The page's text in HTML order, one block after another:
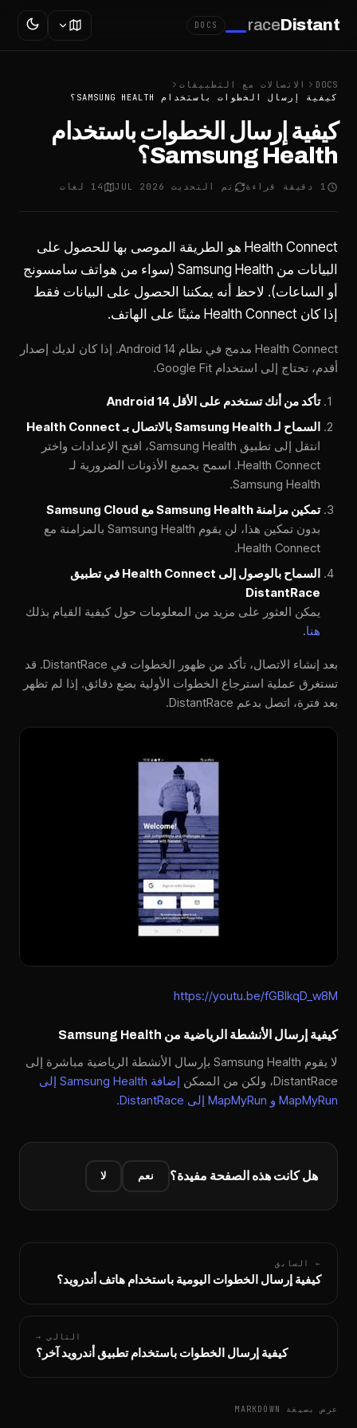
Distant
race
DOCS
DOCS
الاتصالات مع التطبيقات
كيفية إرسال الخطوات باستخدام SAMSUNG HEALTH؟
كيفية إرسال الخطوات باستخدام
Samsung Health؟
1 دقيقة قراءة تم التحديث JUL 2026 14 لغات
Health Connect هو الطريقة الموصى بها للحصول على
البيانات من Samsung Health (سواء من هواتف سامسونج
أو الساعات). لاحظ أنه يمكننا الحصول على البيانات فقط
إذا كان Health Connect مثبتًا على الهاتف.
Health Connect مدمج في نظام Android 14. إذا كان لديك إصدار
أقدم، تحتاج إلى استخدام Google Fit.
تأكد من أنك تستخدم على الأقل Android 14
السماح لـ Samsung Health بالاتصال بـ Health Connect
انتقل إلى تطبيق Samsung Health، افتح الإعدادات واختر
Health Connect. اسمح بجميع الأذونات الضرورية لـ
Samsung Health.
تمكين مزامنة Samsung Health مع Samsung Cloud
بدون تمكين هذا، لن يقوم Samsung Health بالمزامنة مع
Health Connect.
السماح بالوصول إلى Health Connect في تطبيق
DistantRace
يمكن العثور على مزيد من المعلومات حول كيفية القيام بذلك
هنا.
بعد إنشاء الاتصال، تأكد من ظهور الخطوات في DistantRace. قد
تستغرق عملية استرجاع الخطوات الأولية بضع دقائق. إذا لم تظهر
بعد فترة، اتصل بدعم DistantRace.
https://youtu.be/fGBIkqD_w8M
كيفية إرسال الأنشطة الرياضية من Samsung Health
لا يقوم Samsung Health بإرسال الأنشطة الرياضية مباشرة إلى
DistantRace، ولكن من الممكن
إضافة Samsung Health إلى
MapMyRun و MapMyRun إلى DistantRace.
هل كانت هذه الصفحة مفيدة؟ نعم لا
← السابق
كيفية إرسال الخطوات اليومية باستخدام هاتف أندرويد؟
التالي →
كيفية إرسال الخطوات باستخدام تطبيق أندرويد آخر؟
عرض بصيغة MARKDOWN